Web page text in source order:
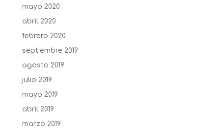
mayo 2020
abril 2020
febrero 2020
septiembre 2019
agosto 2019
julio 2019
mayo 2019
abril 2019
marzo 2019